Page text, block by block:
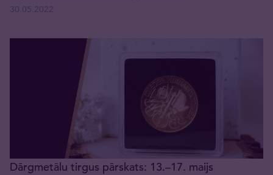
Dārgmetālu tirgus pārskats: 13.–17. maijs